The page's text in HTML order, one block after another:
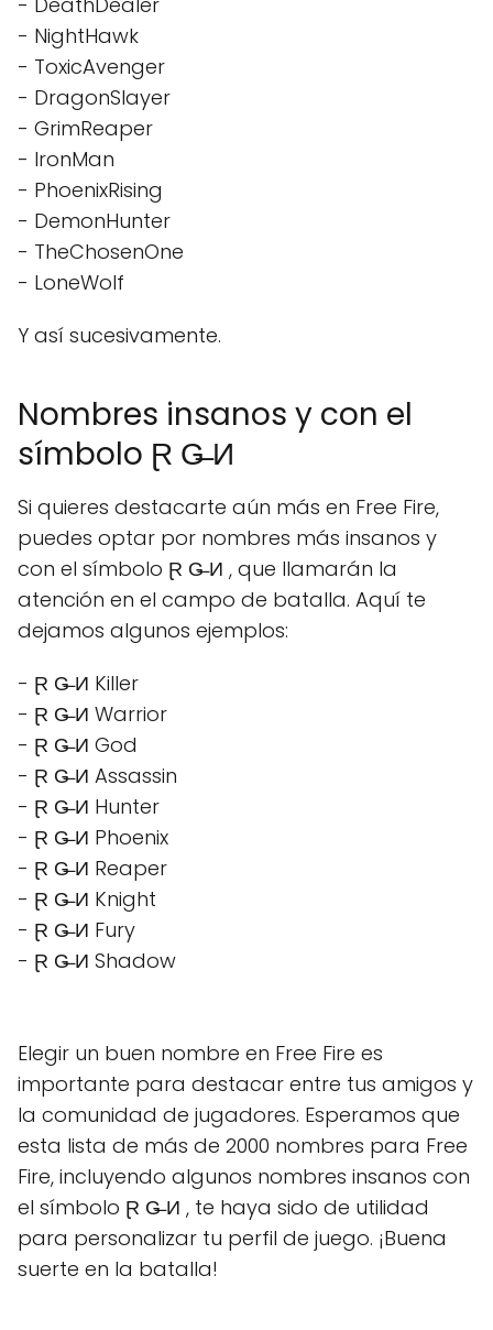
- NightHawk
- ToxicAvenger
- DragonSlayer
- GrimReaper
- IronMan
- PhoenixRising
- DemonHunter
- TheChosenOne
- LoneWolf
Y así sucesivamente.
Nombres insanos y con el
símbolo Ɽ G̶̶ И
Si quieres destacarte aún más en Free Fire,
puedes optar por nombres más insanos y
con el símbolo Ɽ G̶̶ И , que llamarán la
atención en el campo de batalla. Aquí te
dejamos algunos ejemplos:
- Ɽ G̶̶ И Killer
- Ɽ G̶̶ И Warrior
- Ɽ G̶̶ И God
- Ɽ G̶̶ И Assassin
- Ɽ G̶̶ И Hunter
- Ɽ G̶̶ И Phoenix
- Ɽ G̶̶ И Reaper
- Ɽ G̶̶ И Knight
- Ɽ G̶̶ И Fury
- Ɽ G̶̶ И Shadow
Elegir un buen nombre en Free Fire es
importante para destacar entre tus amigos y
la comunidad de jugadores. Esperamos que
esta lista de más de 2000 nombres para Free
Fire, incluyendo algunos nombres insanos con
el símbolo Ɽ G̶̶ И , te haya sido de utilidad
para personalizar tu perfil de juego. ¡Buena
suerte en la batalla!